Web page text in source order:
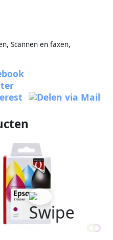
Scannen en faxen,